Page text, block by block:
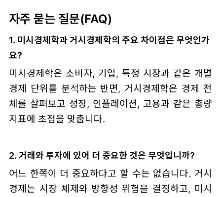
자주 묻는 질문(FAQ)
1. 미시경제학과 거시경제학의 주요 차이점은 무엇인가
요?
미시경제학은 소비자, 기업, 특정 시장과 같은 개별
경제 단위를 분석하는 반면, 거시경제학은 경제 전
체를 살펴보고 성장, 인플레이션, 고용과 같은 총량
지표에 초점을 맞춥니다.
2. 거래와 투자에 있어 더 중요한 것은 무엇입니까?
어느 한쪽이 더 중요하다고 할 수는 없습니다. 거시
경제는 시장 체제와 방향성 위험을 결정하고, 미시